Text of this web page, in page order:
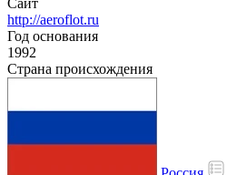
http://aeroflot.ru
Год основания
1992
Страна происхождения